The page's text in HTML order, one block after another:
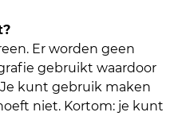
Er worden geen
gebruikt waardoor
kunt gebruik maken
niet. Kortom: je kunt